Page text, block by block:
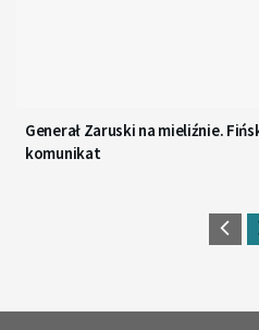
Generał Zaruski na mieliźnie.
komunikat